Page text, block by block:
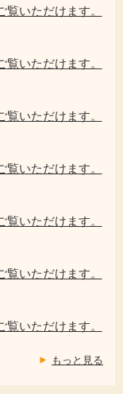
表
いただけます。
いただけます。
いただけます。
いただけます。
いただけます。
いただけます。
いただけます。
もっと見る